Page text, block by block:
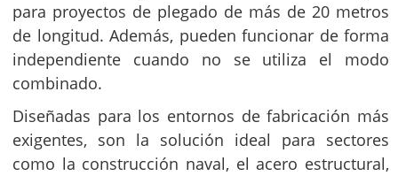
para proyectos de plegado de más de 20 metros
de longitud. Además, pueden funcionar de forma
independiente cuando no se utiliza el modo
combinado.
Diseñadas para los entornos de fabricación más
exigentes, son la solución ideal para sectores
como la construcción naval, el acero estructural,